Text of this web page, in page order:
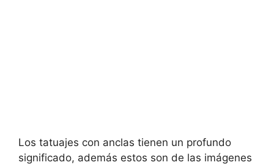
Los tatuajes con anclas tienen un profundo
significado, además estos son de las imágenes